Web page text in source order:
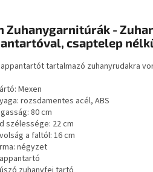
Zuhanygarnitúrák -
csaptelep
tartalmazó zuhanyrudakra
Mexen
rozsdamentes acél, ABS
80 cm
szélessége: 22 cm
a faltól: 16 cm
négyzet